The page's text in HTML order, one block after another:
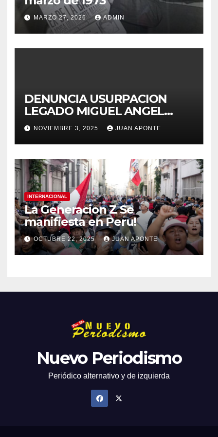
MARZO 27, 2026 ADMIN
DENUNCIA USURPACION
LEGADO MIGUEL ANGEL
APONTE VIGUERA
NOVIEMBRE 3, 2025 JUAN APONTE
INTERNACIONAL
La Generacion Z Se
manifiesta en Peru!
OCTUBRE 22, 2025 JUAN APONTE
Nuevo Periodismo
Periódico alternativo y de izquierda